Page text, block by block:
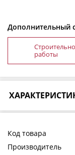
Дополнительный
работы
Код товара
Производитель